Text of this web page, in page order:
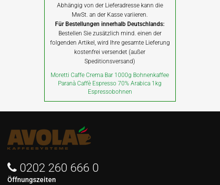
Abhängig von der Lieferadresse kann die
MwSt. an der Kasse variieren.
Für Bestellungen innerhalb Deutschlands:
Bestellen Sie zusätzlich mind. einen der
folgenden Artikel, wird Ihre gesamte Lieferung
kostenfrei versendet (außer
Speditionsversand)
Moretti Caffe Crema Bar 1000g Bohnenkaffee
Paranà Caffè Espresso 70% Arabica 1kg
Espressobohnen
0202 260 666 0
Öffnungszeiten